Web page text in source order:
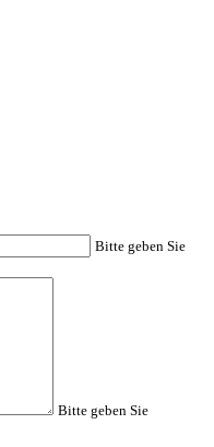
Bitte geben Sie
Bitte geben Sie